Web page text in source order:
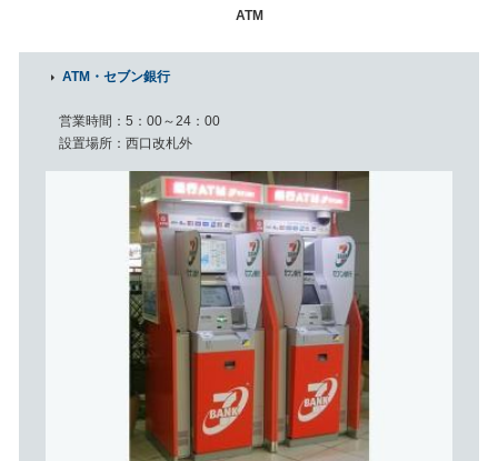
ATM
ATM・セブン銀行
営業時間
5：00～24：00
設置場所
西口改札外